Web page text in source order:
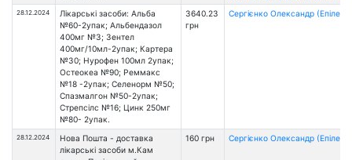
28.12.2024
Лікарські засоби: Альба
№60-2упак; Альбендазол
400мг №3; Зентел
400мг/10мл-2упак; Картера
№30; Нурофен 100мл 2упак;
Остеокеа №90; Реммакс
№18 -2упак; Селенорм №50;
Спазмалгон №50-2упак;
Стрепсілс №16; Цинк 250мг
№80- 2упак.
3640.23
грн
Сергієнко Олександр
28.12.2024
Нова Пошта - доставка
лікарські засоби м.Кам
160 грн Сергієнко Олександр